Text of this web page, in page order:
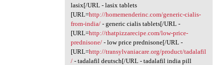
lasix[/URL - lasix tablets
[URL=http://homemenderinc.com/generic-cialis-
from-india/- generic cialis tablets[/URL -
[URL=http://thatpizzarecipe.com/low-price-
prednisone/- low price prednisone[/URL -
[URL=http://transylvaniacare.org/product/tadalafil
/- tadalafil deutsch[/URL - tadalafil india pill